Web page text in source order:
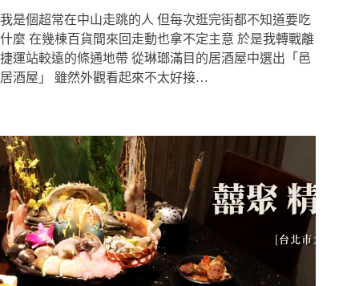
我是個超常在中山走跳的人 但每次逛完街都不知道要吃
什麼 在幾棟百貨間來回走動也拿不定主意 於是我轉戰離
捷運站較遠的條通地帶 從琳瑯滿目的居酒屋中選出「邑
居酒屋」 雖然外觀看起來不太好接…